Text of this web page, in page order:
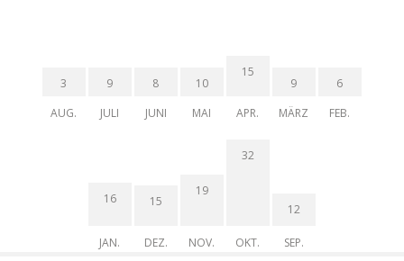
3
AUG.
9
JULI
8
JUNI
10
MAI
15
APR.
9
MÄRZ
6
FEB.
16
JAN.
15
DEZ.
19
NOV.
32
OKT.
12
SEP.